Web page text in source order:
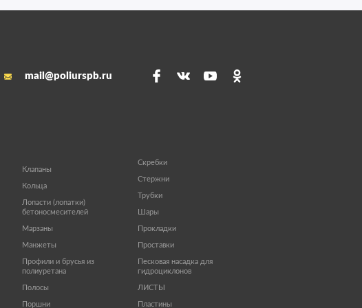
mail@poliurspb.ru
Клапаны
Кольца
Лопасти (лопатки)
бетоносмесителей
Марзаны
Манжеты
Профили и брусья из
полиуретана
Полосы
Поршни
Скребки
Стержни
Трубки
Шары
Прокладки
Проставки
Песковая насадка для
гидроциклонов
ЛИСТЫ
Пластины